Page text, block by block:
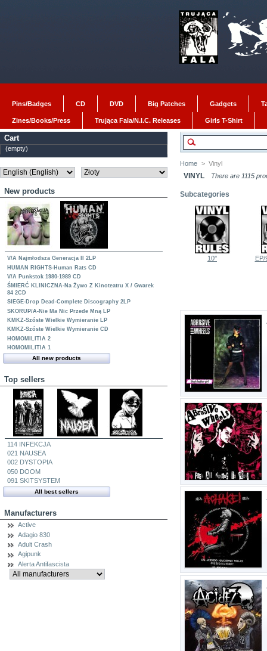
Pins/Badges CD DVD Big Patches Gadgets
Zines/Books/Press Trująca Fala/N.I.C. Releases Girls T-Shirt
Cart
(empty)
New products
V/A Najmłodsza Generacja II 2LP
HUMAN RIGHTS-Human Rats CD
V/A Punkstok 1980-1989 CD
ŚMIERĆ KLINICZNA-Na Żywo Z Kinoteatru X / Gwarek
84 2CD
SIEGE-Drop Dead-Complete Discography 2LP
SKORUP/A-Nie Ma Nic Przede Mną LP
KMKZ-Szóste Wielkie Wymieranie LP
KMKZ-Szóste Wielkie Wymieranie CD
HOMOMILITIA 2
HOMOMILITIA 1
All new products
Top sellers
114 INFEKCJA
021 NAUSEA
002 DYSTOPIA
050 DOOM
091 SKITSYSTEM
All best sellers
Manufacturers
Active
Adagio 830
Adult Crash
Agipunk
Alerta Antifascista
Home > Vinyl
VINYL There are 1115
Subcategories
10''